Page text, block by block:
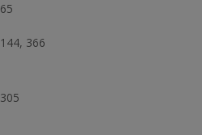
65
144, 366
305